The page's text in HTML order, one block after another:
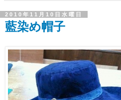
2010年11月10日水曜日
藍染め帽子